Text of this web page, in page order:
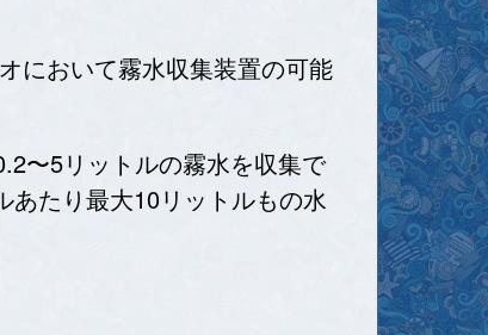
において霧水収集装置の可能
〜5リットルの霧水を収集で
あたり最大10リットルもの水